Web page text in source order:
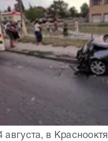
августа, в